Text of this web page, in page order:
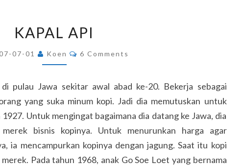
API
KAPAL API
07-01 Koen Comments
6 Comments
pulau Jawa sekitar awal abad ke-20. Bekerja sebagai
yang suka minum kopi. Jadi dia memutuskan untuk
Untuk mengingat bagaimana dia datang ke Jawa, dia
merek bisnis kopinya. Untuk menurunkan harga agar
ia mencampurkan kopinya dengan jagung. Saat itu kopi
Pada tahun 1968, anak Go Soe Loet yang bernama